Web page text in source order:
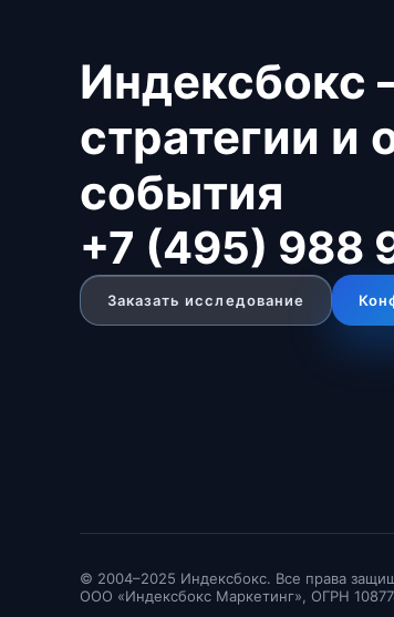
Индексбокс
стратегии и
события
+7 (495) 988
Заказать исследование
© 2004–2025 Индексбокс. Все права
ООО «Индексбокс Маркетинг», ОГРН